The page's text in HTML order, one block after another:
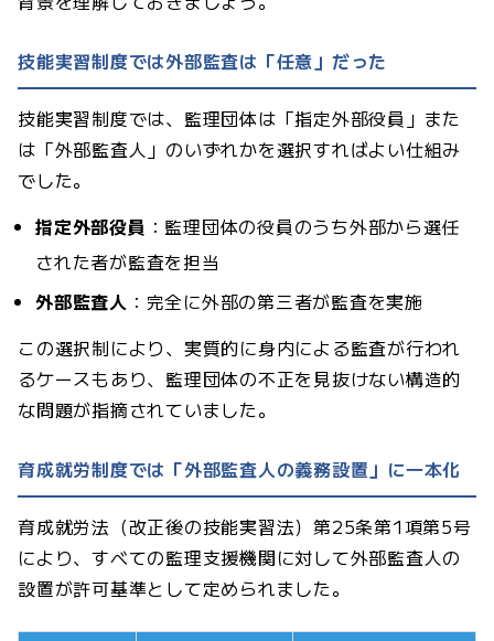
技能実習制度では外部監査は「任意」だった
技能実習制度では、監理団体は「指定外部役員」また
は「外部監査人」のいずれかを選択すればよい仕組み
でした。
指定外部役員 ：監理団体の役員のうち外部から選任
された者が監査を担当
外部監査人 ：完全に外部の第三者が監査を実施
この選択制により、実質的に身内による監査が行われ
るケースもあり、監理団体の不正を見抜けない構造的
な問題が指摘されていました。
育成就労制度では「外部監査人の義務設置」に一本化
育成就労法（改正後の技能実習法）第25条第1項第5号
により、すべての監理支援機関に対して外部監査人の
設置が許可基準として定められました。